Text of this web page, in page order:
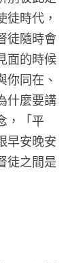
徒時代，
徒隨時會
面的時候
你同在、
什麼要講
，「平
早安晚安
徒之間是